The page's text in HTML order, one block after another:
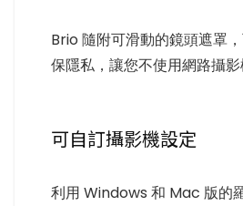
Brio 隨附可滑動的鏡頭遮罩
保隱私，讓您不使用網路攝影
可自訂攝影機設定
利用 Windows 和 Mac 版的